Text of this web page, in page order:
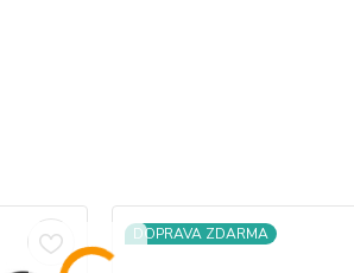
DOPRAVA ZDARMA